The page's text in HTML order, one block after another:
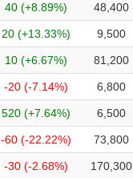
40 (+8.89%) 48,400
20 (+13.33%) 9,500
10 (+6.67%) 81,200
-20 (-7.14%) 6,800
520 (+7.64%) 6,500
-60 (-22.22%) 73,800
-30 (-2.68%) 170,300